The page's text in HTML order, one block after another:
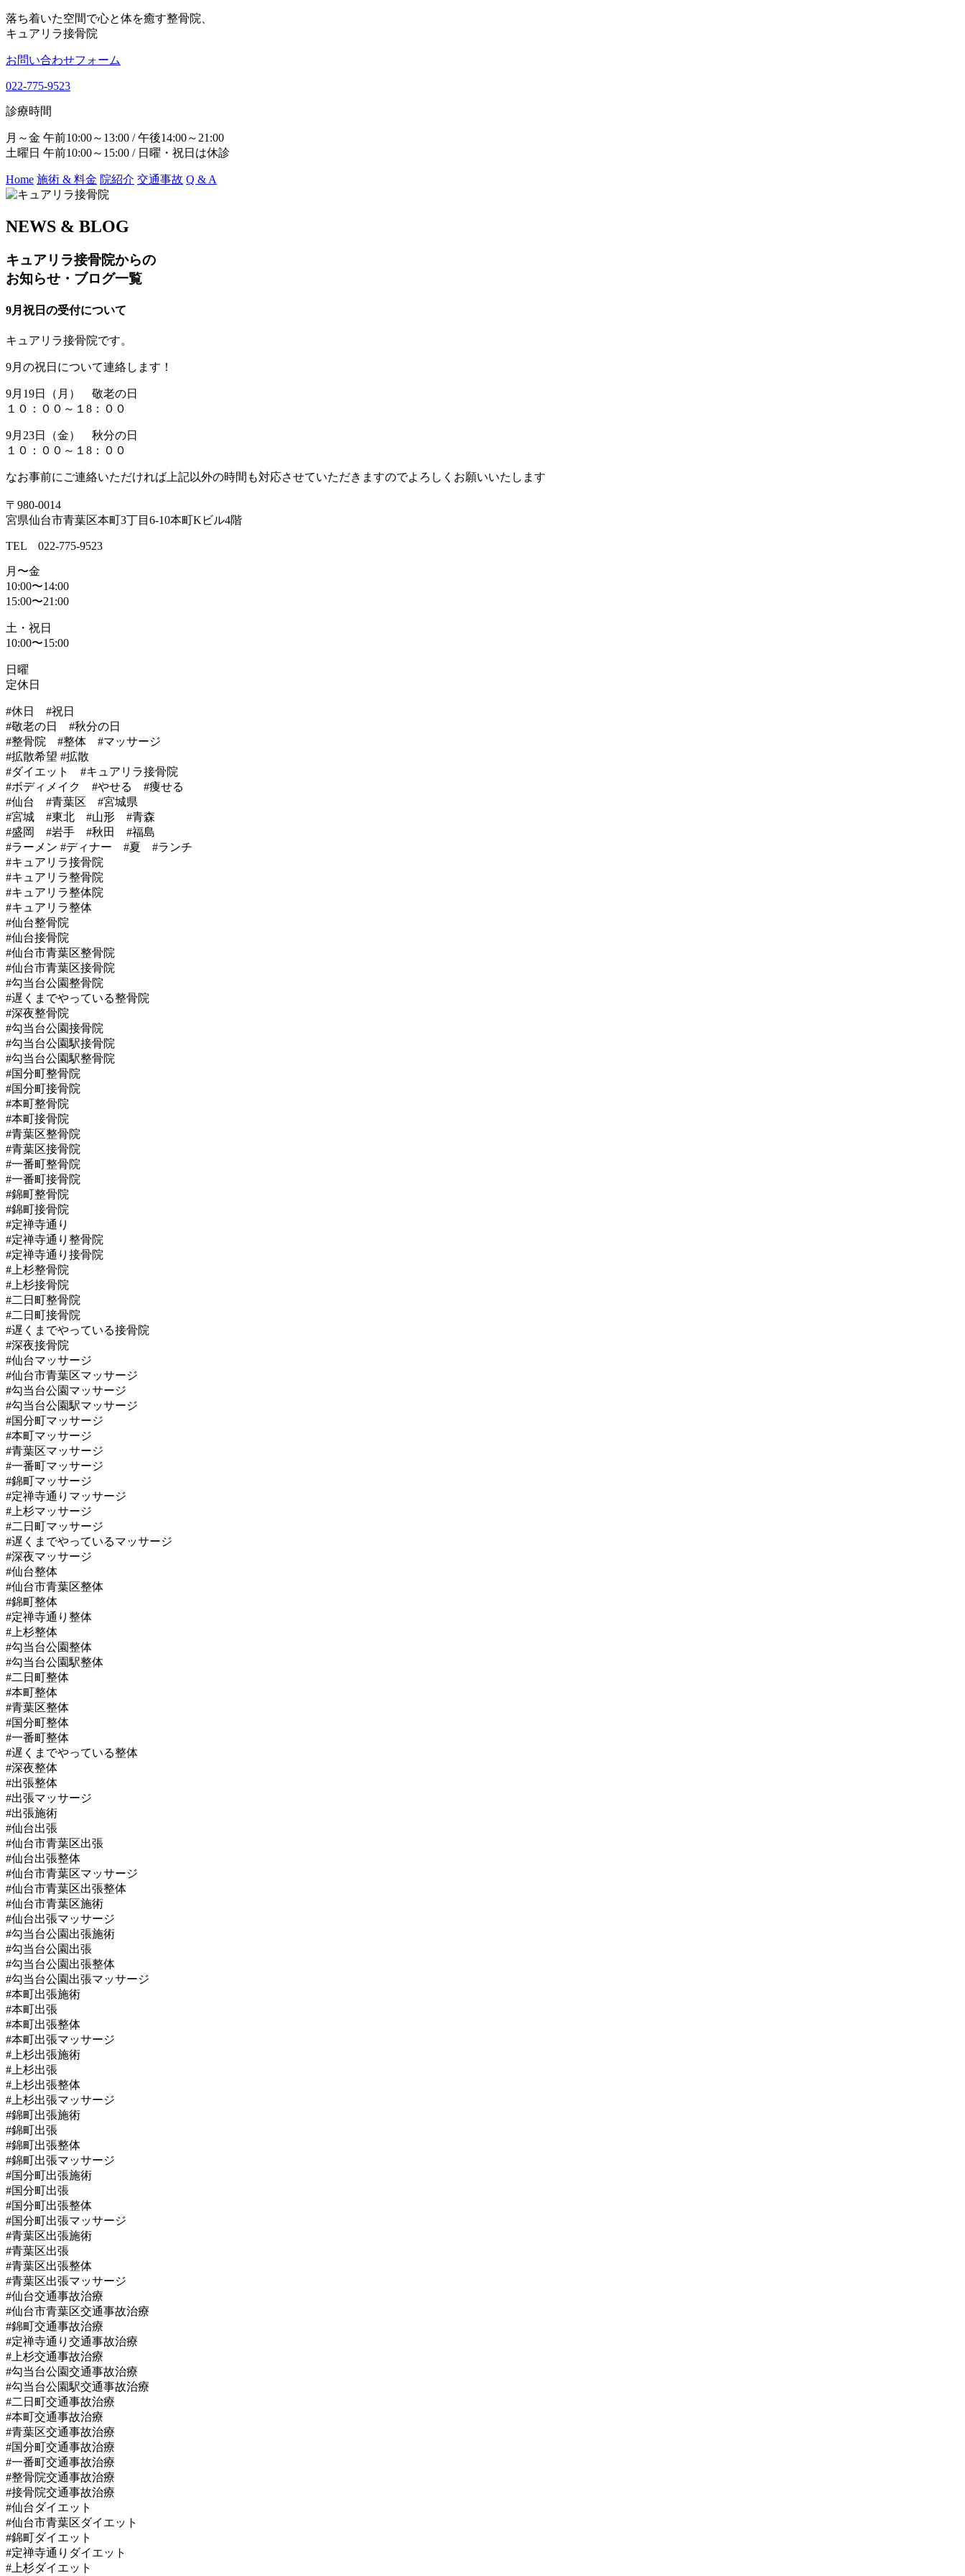
落ち着いた空間で心と体を癒す整骨院、
キュアリラ接骨院
お問い合わせフォーム
022-775-9523
診療時間
月～金 午前10:00～13:00 / 午後14:00～21:00
土曜日 午前10:00～15:00 / 日曜・祝日は休診
Home 施術 & 料金 院紹介 交通事故 Q & A
NEWS & BLOG
キュアリラ接骨院からの
お知らせ・ブログ一覧
9月祝日の受付について
キュアリラ接骨院です。
9月の祝日について連絡します！
9月19日（月） 敬老の日
１０：００～１8：００
9月23日（金） 秋分の日
１０：００～１8：００
なお事前にご連絡いただければ上記以外の時間も対応させていただきますのでよろしくお願いいたします
〒980-0014
宮県仙台市青葉区本町3丁目6-10本町Kビル4階
TEL 022-775-9523
月〜金
10:00〜14:00
15:00〜21:00
土・祝日
10:00〜15:00
日曜
定休日
#休日 #祝日
#敬老の日 #秋分の日
#整骨院 #整体 #マッサージ
#拡散希望 #拡散
#ダイエット #キュアリラ接骨院
#ボディメイク #やせる #痩せる
#仙台 #青葉区 #宮城県
#宮城 #東北 #山形 #青森
#盛岡 #岩手 #秋田 #福島
#ラーメン #ディナー #夏 #ランチ
#キュアリラ接骨院
#キュアリラ整骨院
#キュアリラ整体院
#キュアリラ整体
#仙台整骨院
#仙台接骨院
#仙台市青葉区整骨院
#仙台市青葉区接骨院
#勾当台公園整骨院
#遅くまでやっている整骨院
#深夜整骨院
#勾当台公園接骨院
#勾当台公園駅接骨院
#勾当台公園駅整骨院
#国分町整骨院
#国分町接骨院
#本町整骨院
#本町接骨院
#青葉区整骨院
#青葉区接骨院
#一番町整骨院
#一番町接骨院
#錦町整骨院
#錦町接骨院
#定禅寺通り
#定禅寺通り整骨院
#定禅寺通り接骨院
#上杉整骨院
#上杉接骨院
#二日町整骨院
#二日町接骨院
#遅くまでやっている接骨院
#深夜接骨院
#仙台マッサージ
#仙台市青葉区マッサージ
#勾当台公園マッサージ
#勾当台公園駅マッサージ
#国分町マッサージ
#本町マッサージ
#青葉区マッサージ
#一番町マッサージ
#錦町マッサージ
#定禅寺通りマッサージ
#上杉マッサージ
#二日町マッサージ
#遅くまでやっているマッサージ
#深夜マッサージ
#仙台整体
#仙台市青葉区整体
#錦町整体
#定禅寺通り整体
#上杉整体
#勾当台公園整体
#勾当台公園駅整体
#二日町整体
#本町整体
#青葉区整体
#国分町整体
#一番町整体
#遅くまでやっている整体
#深夜整体
#出張整体
#出張マッサージ
#出張施術
#仙台出張
#仙台市青葉区出張
#仙台出張整体
#仙台市青葉区マッサージ
#仙台市青葉区出張整体
#仙台市青葉区施術
#仙台出張マッサージ
#勾当台公園出張施術
#勾当台公園出張
#勾当台公園出張整体
#勾当台公園出張マッサージ
#本町出張施術
#本町出張
#本町出張整体
#本町出張マッサージ
#上杉出張施術
#上杉出張
#上杉出張整体
#上杉出張マッサージ
#錦町出張施術
#錦町出張
#錦町出張整体
#錦町出張マッサージ
#国分町出張施術
#国分町出張
#国分町出張整体
#国分町出張マッサージ
#青葉区出張施術
#青葉区出張
#青葉区出張整体
#青葉区出張マッサージ
#仙台交通事故治療
#仙台市青葉区交通事故治療
#錦町交通事故治療
#定禅寺通り交通事故治療
#上杉交通事故治療
#勾当台公園交通事故治療
#勾当台公園駅交通事故治療
#二日町交通事故治療
#本町交通事故治療
#青葉区交通事故治療
#国分町交通事故治療
#一番町交通事故治療
#整骨院交通事故治療
#接骨院交通事故治療
#仙台ダイエット
#仙台市青葉区ダイエット
#錦町ダイエット
#定禅寺通りダイエット
#上杉ダイエット